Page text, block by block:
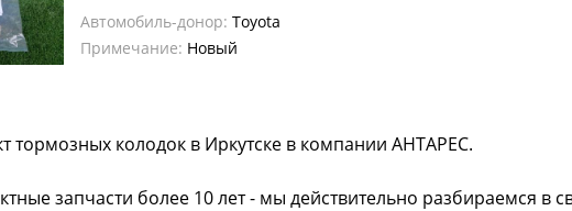
Автомобиль-донор: Toyota
Примечание: Новый
тормозных колодок в Иркутске в компании АНТАРЕС.
запчасти более 10 лет - мы действительно разбираемся в